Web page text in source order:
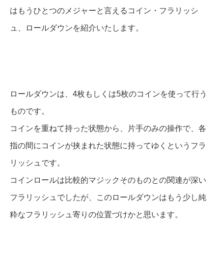
はもうひとつのメジャーと言えるコイン・フラリッシ
ュ、ロールダウンを紹介いたします。
ロールダウンは、4枚もしくは5枚のコインを使って行う
ものです。
コインを重ねて持った状態から、片手のみの操作で、各
指の間にコインが挟まれた状態に持ってゆくというフラ
リッシュです。
コインロールは比較的マジックそのものとの関連が深い
フラリッシュでしたが、このロールダウンはもう少し純
粋なフラリッシュ寄りの位置づけかと思います。